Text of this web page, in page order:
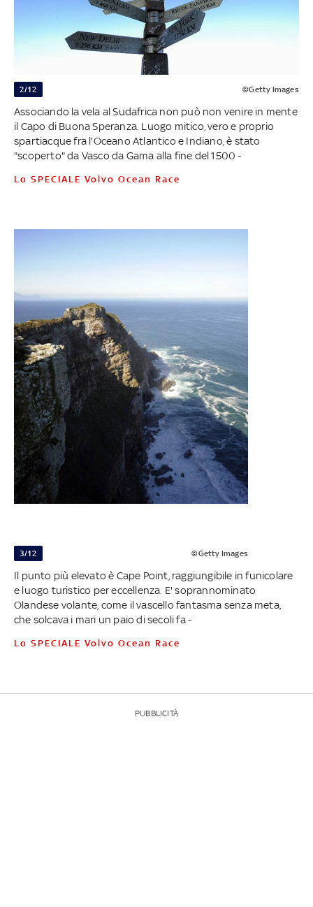
2/12 ©Getty Images
Associando la vela al Sudafrica non può non venire in mente
il Capo di Buona Speranza. Luogo mitico, vero e proprio
spartiacque fra l'Oceano Atlantico e Indiano, è stato
"scoperto" da Vasco da Gama alla fine del 1500 -
Lo SPECIALE Volvo Ocean Race
3/12 ©Getty Images
Il punto più elevato è Cape Point, raggiungibile in funicolare
e luogo turistico per eccellenza. E' soprannominato
Olandese volante, come il vascello fantasma senza meta,
che solcava i mari un paio di secoli fa -
Lo SPECIALE Volvo Ocean Race
PUBBLICITÀ